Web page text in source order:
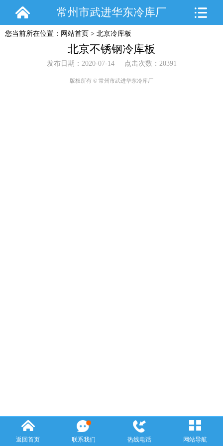
常州市武进华东冷库厂
您当前所在位置： 网站首页 > 北京冷库板
北京不锈钢冷库板
发布日期：2020-07-14 点击次数：20391
版权所有 © 常州市武进华东冷库厂
返回首页 联系我们 热线电话 网站导航